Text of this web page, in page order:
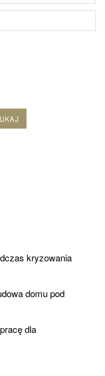
kryzowania
domu pod
dla